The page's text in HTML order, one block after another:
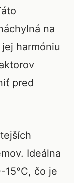
na
harmóniu
pred
Ideálna
15°C, čo je